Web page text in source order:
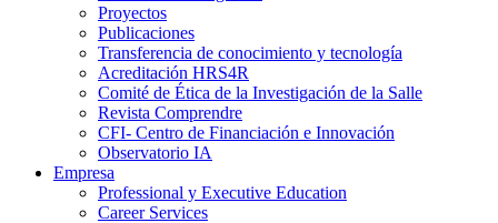
Proyectos
Publicaciones
Transferencia de conocimiento y tecnología
Acreditación HRS4R
Comité de Ética de la Investigación de la Salle
Revista Comprendre
CFI- Centro de Financiación e Innovación
Observatorio IA
Empresa
Professional y Executive Education
Career Services